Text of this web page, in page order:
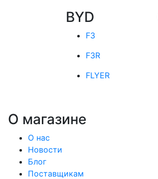
BYD
F3
F3R
FLYER
О магазине
О нас
Новости
Блог
Поставщикам